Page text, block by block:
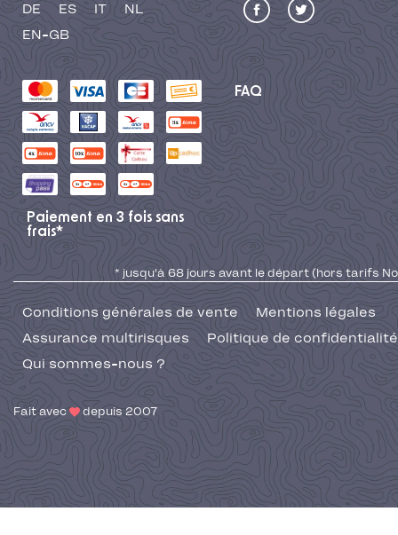
DE ES IT
NL
EN-GB
FAQ
Paiement en 3 fois sans
frais*
* jusqu'à 68 jours avant le départ (hors tarifs No
Conditions générales de vente
Mentions légales
Assurance multirisques
Politique de confidentialité
Qui sommes-nous ?
Fait avec depuis 2007